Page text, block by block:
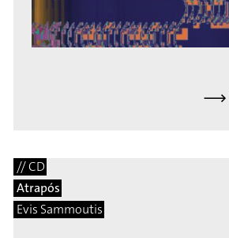
⟶
// CD
Atrapós
Evis Sammoutis